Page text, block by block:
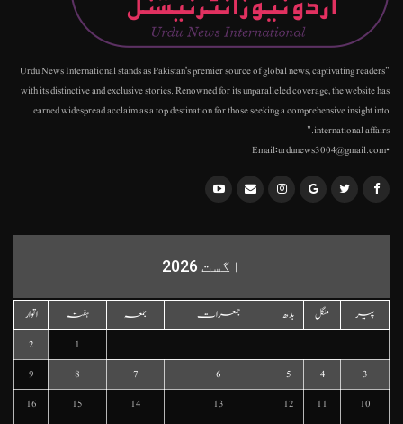
"Urdu News International stands as Pakistan's premier source of global news, captivating readers
with its distinctive and exclusive stories. Renowned for its unparalleled coverage, the website has
earned widespread acclaim as a top destination for those seeking a comprehensive insight into
international affairs."
•Email:urdunews3004@gmail.com
اگست 2026
پیر منگل بدھ جمعرات جمعہ ہفتہ
اتوار
1
2
3
4
5
6
7
8
9
10
11
12
13
14
15
16